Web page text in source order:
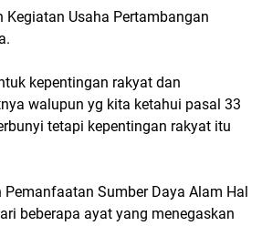
Kegiatan Usaha Pertambangan
kepentingan rakyat dan
walupun yg kita ketahui pasal 33
tetapi kepentingan rakyat itu
Pemanfaatan Sumber Daya Alam Hal
beberapa ayat yang menegaskan